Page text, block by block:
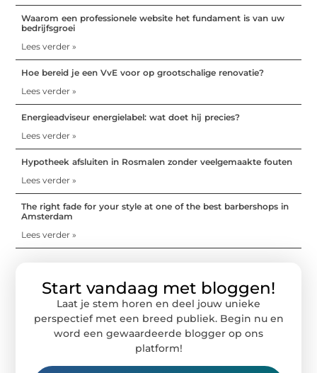
Waarom een professionele website het fundament is van uw
bedrijfsgroei
Lees verder »
Hoe bereid je een VvE voor op grootschalige renovatie?
Lees verder »
Energieadviseur energielabel: wat doet hij precies?
Lees verder »
Hypotheek afsluiten in Rosmalen zonder veelgemaakte fouten
Lees verder »
The right fade for your style at one of the best barbershops in
Amsterdam
Lees verder »
Start vandaag met bloggen!
Laat je stem horen en deel jouw unieke
perspectief met een breed publiek. Begin nu en
word een gewaardeerde blogger op ons
platform!